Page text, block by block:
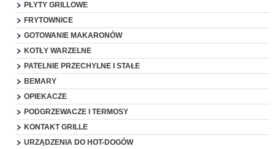
PŁYTY GRILLOWE
FRYTOWNICE
GOTOWANIE MAKARONÓW
KOTŁY WARZELNE
PATELNIE PRZECHYLNE I STAŁE
BEMARY
OPIEKACZE
PODGRZEWACZE I TERMOSY
KONTAKT GRILLE
URZĄDZENIA DO HOT-DOGÓW